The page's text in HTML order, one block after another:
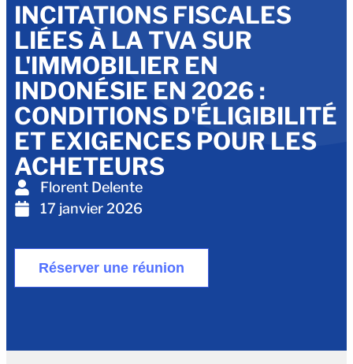
INCITATIONS FISCALES
LIÉES À LA TVA SUR
L'IMMOBILIER EN
INDONÉSIE EN 2026 :
CONDITIONS D'ÉLIGIBILITÉ
ET EXIGENCES POUR LES
ACHETEURS
Florent Delente
17 janvier 2026
Réserver une réunion